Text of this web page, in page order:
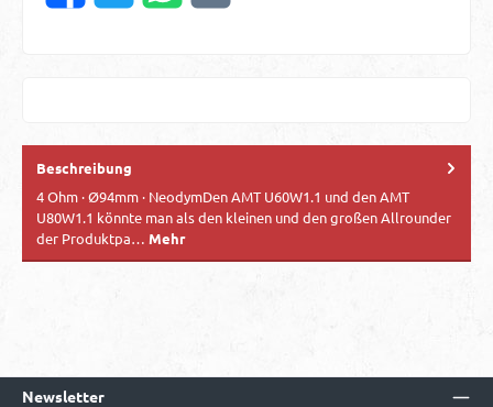
Beschreibung
4 Ohm · Ø94mm · NeodymDen AMT U60W1.1 und den AMT
U80W1.1 könnte man als den kleinen und den großen Allrounder
der Produktpa… Mehr
Newsletter